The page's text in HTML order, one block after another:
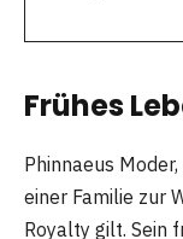
Frühes
Phinnaeus
einer Familie zur
Royalty gilt. Sein